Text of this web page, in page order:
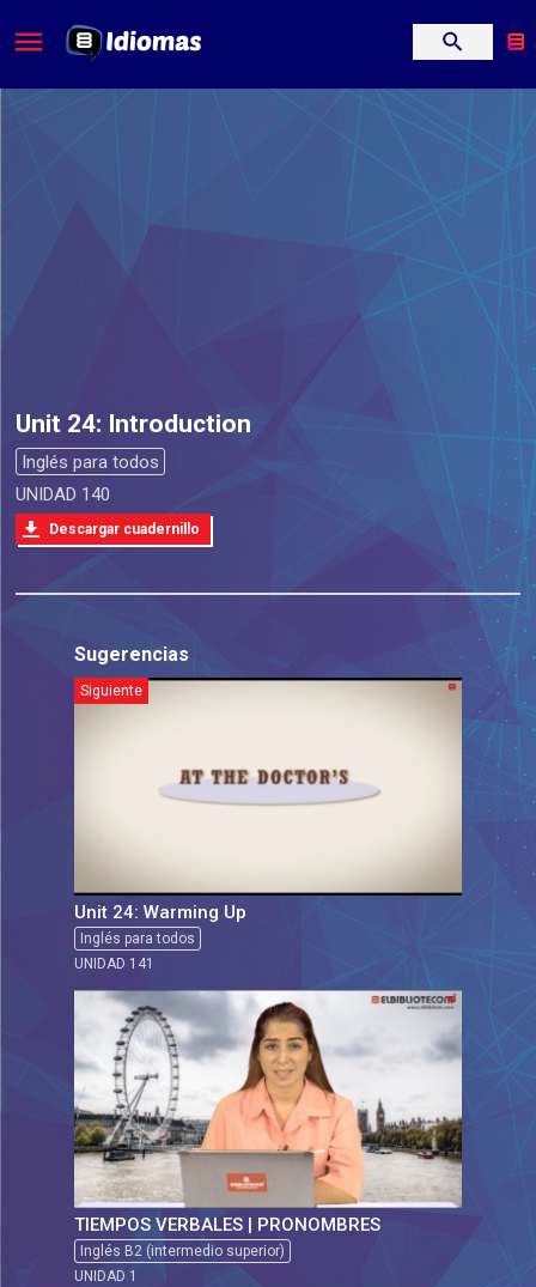
Unit 24: Introduction
Inglés para todos
UNIDAD 140
Descargar cuadernillo
Sugerencias
Siguiente
Unit 24: Warming Up
Inglés para todos
UNIDAD 141
TIEMPOS VERBALES | PRONOMBRES
Inglés B2 (intermedio superior)
UNIDAD 1